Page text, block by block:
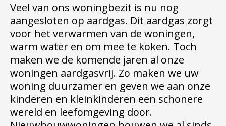
Veel van ons woningbezit is nu nog
aangesloten op aardgas. Dit aardgas zorgt
voor het verwarmen van de woningen,
warm water en om mee te koken. Toch
maken we de komende jaren al onze
woningen aardgasvrij. Zo maken we uw
woning duurzamer en geven we aan onze
kinderen en kleinkinderen een schonere
wereld en leefomgeving door.